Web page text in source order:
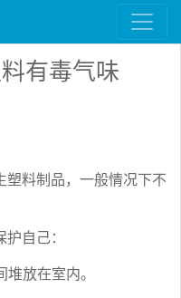
有毒气味
塑料制品，一般情况下不
自己：
放在室内。